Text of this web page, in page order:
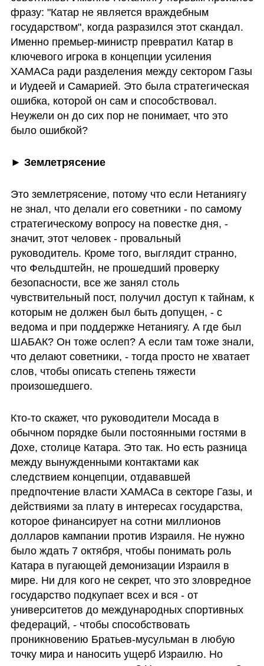
фразу: "Катар не является враждебным
государством", когда разразился этот скандал.
Именно премьер-министр превратил Катар в
ключевого игрока в концепции усиления
ХАМАСа ради разделения между сектором Газы
и Иудеей и Самарией. Это была стратегическая
ошибка, которой он сам и способствовал.
Неужели он до сих пор не понимает, что это
было ошибкой?
► Землетрясение
Это землетрясение, потому что если Нетаниягу
не знал, что делали его советники - по самому
стратегическому вопросу на повестке дня, -
значит, этот человек - провальный
руководитель. Кроме того, выглядит странно,
что Фельдштейн, не прошедший проверку
безопасности, все же занял столь
чувствительный пост, получил доступ к тайнам, к
которым не должен был быть допущен, - с
ведома и при поддержке Нетаниягу. А где был
ШАБАК? Он тоже ослеп? А если там тоже знали,
что делают советники, - тогда просто не хватает
слов, чтобы описать степень тяжести
произошедшего.
Кто-то скажет, что руководители Мосада в
обычном порядке были постоянными гостями в
Дохе, столице Катара. Это так. Но есть разница
между вынужденными контактами как
следствием концепции, отдававшей
предпочтение власти ХАМАСа в секторе Газы, и
действиями за плату в интересах государства,
которое финансирует на сотни миллионов
долларов кампании против Израиля. Не нужно
было ждать 7 октября, чтобы понимать роль
Катара в пугающей демонизации Израиля в
мире. Ни для кого не секрет, что это зловредное
государство подкупает всех и вся - от
университетов до международных спортивных
федераций, - чтобы способствовать
проникновению Братьев-мусульман в любую
точку мира и наносить ущерб Израилю. Но